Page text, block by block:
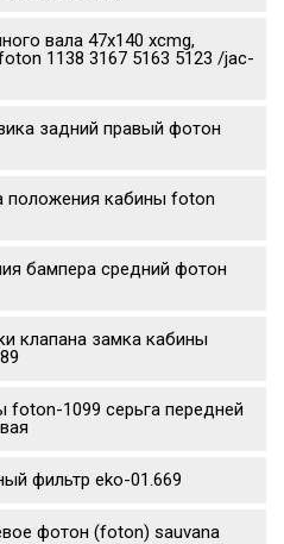
вала 47x140 xcmg,
1138 3167 5163 5123 /jac-
задний правый фотон
положения кабины foton
бампера средний фотон
клапана замка кабины
foton-1099 серьга передней
фильтр eko-01.669
фотон (foton) sauvana